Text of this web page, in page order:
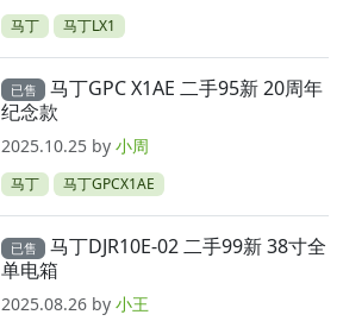
马丁 马丁LX1
已售
马丁GPC X1AE 二手95新 20周年
纪念款
2025.10.25 by小周
马丁 马丁GPCX1AE
已售
马丁DJR10E-02 二手99新 38寸全
单电箱
2025.08.26 by小王